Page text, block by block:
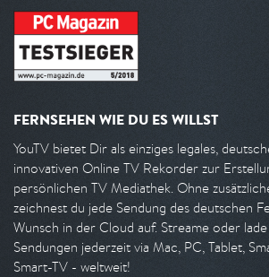
FERNSEHEN WIE DU ES WILLST
YouTV bietet Dir als einziges legales,
innovativen Online TV Rekorder zur
persönlichen TV Mediathek. Ohne
zeichnest du jede Sendung des deutschen
Wunsch in der Cloud auf. Streame oder
Sendungen jederzeit via Mac, PC, Tablet,
Smart-TV - weltweit!